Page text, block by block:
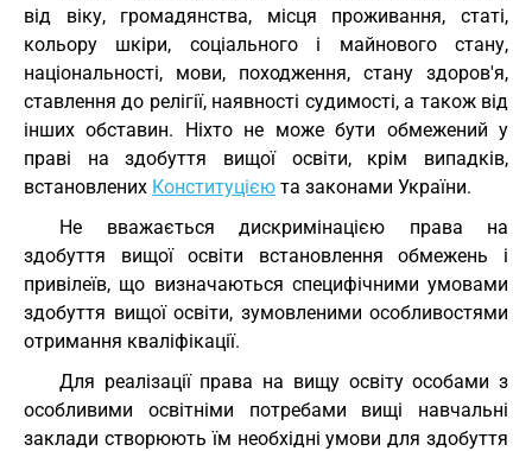
від віку, громадянства, місця проживання, статі,
кольору шкіри, соціального і майнового стану,
національності, мови, походження, стану здоров'я,
ставлення до релігії, наявності судимості, а також від
інших обставин. Ніхто не може бути обмежений у
праві на здобуття вищої освіти, крім випадків,
встановлених Конституцією та законами України.
Не вважається дискримінацією права на
здобуття вищої освіти встановлення обмежень і
привілеїв, що визначаються специфічними умовами
здобуття вищої освіти, зумовленими особливостями
отримання кваліфікації.
Для реалізації права на вищу освіту особами з
особливими освітніми потребами вищі навчальні
заклади створюють їм необхідні умови для здобуття